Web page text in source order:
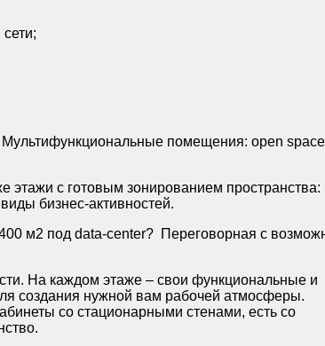
помещения: open
этажи с готовым зонированием пространства:
бизнес-активностей.
м2 под data-center? Переговорная с
На каждом этаже – свои функциональные и
создания нужной вам рабочей атмосферы.
со стационарными стенами, есть со